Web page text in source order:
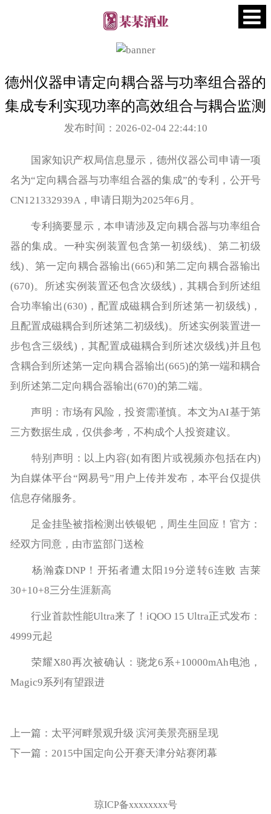
德州仪器申请定向耦合器与功率组合器的
集成专利实现功率的高效组合与耦合监测
发布时间：2026-02-04 22:44:10
国家知识产权局信息显示，德州仪器公司申请一项
名为“定向耦合器与功率组合器的集成”的专利，公开号
CN121332939A，申请日期为2025年6月。
专利摘要显示，本申请涉及定向耦合器与功率组合
器的集成。一种实例装置包含第一初级线)、第二初级
线)、第一定向耦合器输出(665)和第二定向耦合器输出
(670)。所述实例装置还包含次级线)，其耦合到所述组
合功率输出(630)，配置成磁耦合到所述第一初级线)，
且配置成磁耦合到所述第二初级线)。所述实例装置进一
步包含三级线)，其配置成磁耦合到所述次级线)并且包
含耦合到所述第一定向耦合器输出(665)的第一端和耦合
到所述第二定向耦合器输出(670)的第二端。
声明：市场有风险，投资需谨慎。本文为AI基于第
三方数据生成，仅供参考，不构成个人投资建议。
特别声明：以上内容(如有图片或视频亦包括在内)
为自媒体平台“网易号”用户上传并发布，本平台仅提供
信息存储服务。
足金挂坠被指检测出铁银钯，周生生回应！官方：
经双方同意，由市监部门送检
杨瀚森DNP！开拓者遭太阳19分逆转6连败 吉莱
30+10+8三分生涯新高
行业首款性能Ultra来了！iQOO 15 Ultra正式发布：
4999元起
荣耀X80再次被确认：骁龙6系+10000mAh电池，
Magic9系列有望跟进
上一篇：太平河畔景观升级 滨河美景亮丽呈现
下一篇：2015中国定向公开赛天津分站赛闭幕
琼ICP备xxxxxxxx号